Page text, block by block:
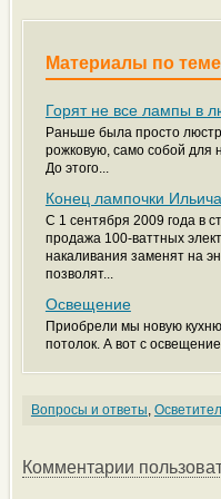
Материалы по теме
Горят не все лампы в
Раньше была просто
рожковую, само собой для
До этого...
Конец лампочки Ильича
С 1 сентября 2009 года в
продажа 100-ваттных
накаливания заменят на
позволят...
Освещение
Приобрели мы новую
потолок. А вот с
Вопросы и ответы,
Комментарии